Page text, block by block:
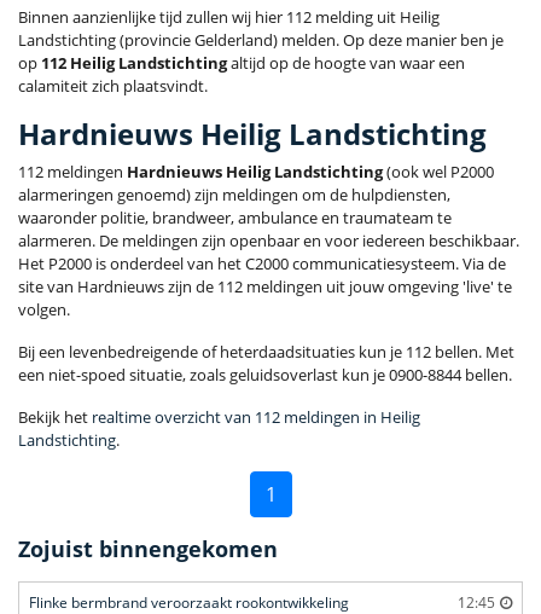
Binnen aanzienlijke tijd zullen wij hier 112 melding uit Heilig
Landstichting (provincie Gelderland) melden. Op deze manier ben je
op 112 Heilig Landstichtingaltijd op de hoogte van waar een
calamiteit zich plaatsvindt.
Hardnieuws Heilig Landstichting
112 meldingen Hardnieuws Heilig Landstichting(ook wel P2000
alarmeringen genoemd) zijn meldingen om de hulpdiensten,
waaronder politie, brandweer, ambulance en traumateam te
alarmeren. De meldingen zijn openbaar en voor iedereen beschikbaar.
Het P2000 is onderdeel van het C2000 communicatiesysteem. Via de
site van Hardnieuws zijn de 112 meldingen uit jouw omgeving 'live' te
volgen.
Bij een levenbedreigende of heterdaadsituaties kun je 112 bellen. Met
een niet-spoed situatie, zoals geluidsoverlast kun je 0900-8844 bellen.
Bekijk het realtime overzicht van 112 meldingen in Heilig
Landstichting.
1
Zojuist binnengekomen
Flinke bermbrand veroorzaakt rookontwikkeling 12:45